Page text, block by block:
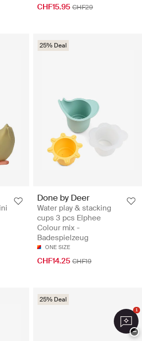
CHF15.95 CHF29
25% Deal
Done by Deer
Water play & stacking
cups 3 pcs Elphee
Colour mix -
Badespielzeug
ONE SIZE
CHF14.25 CHF19
25% Deal
1
−